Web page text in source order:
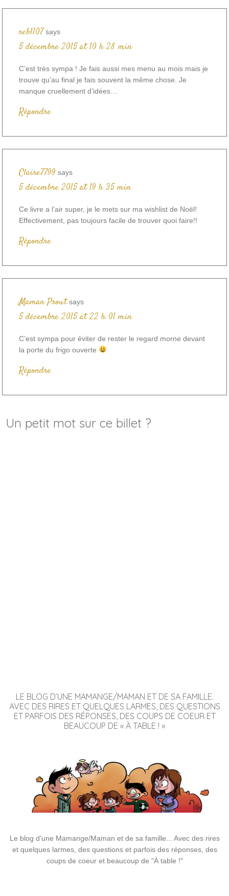
reb1107 says
5 décembre 2015 at 10 h 28 min
C’est très sympa ! Je fais aussi mes menu au mois mais je
trouve qu’au final je fais souvent la même chose. Je
manque cruellement d’idées…
Répondre
Claire7799 says
5 décembre 2015 at 19 h 35 min
Ce livre a l’air super, je le mets sur ma wishlist de Noël!
Effectivement, pas toujours facile de trouver quoi faire!!
Répondre
Maman Prout says
5 décembre 2015 at 22 h 01 min
C’est sympa pour éviter de rester le regard morne devant
la porte du frigo ouverte
Répondre
Un petit mot sur ce billet ?
LE BLOG D’UNE MAMANGE/MAMAN ET DE SA FAMILLE.
AVEC DES RIRES ET QUELQUES LARMES, DES QUESTIONS
ET PARFOIS DES RÉPONSES, DES COUPS DE COEUR ET
BEAUCOUP DE « À TABLE ! »
Le blog d'une Mamange/Maman et de sa famille... Avec des rires
et quelques larmes, des questions et parfois des réponses, des
coups de coeur et beaucoup de "À table !"